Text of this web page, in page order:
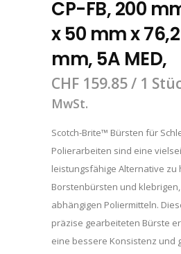
CP-FB, 200
x 50 mm x 76,2
mm, 5A MED,
CHF 159.85/ 1
MwSt.
Scotch-Brite™ Bürsten für
Polierarbeiten sind eine
leistungsfähige Alternative zu
Borstenbürsten und
abhängigen Poliermitteln.
präzise gearbeiteten Bürste
eine bessere Konsistenz und